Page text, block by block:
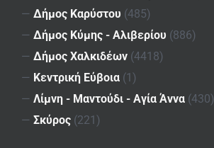
— Δήμος Καρύστου (485)
— Δήμος Κύμης - Αλιβερίου (886)
— Δήμος Χαλκιδέων (4418)
— Κεντρική Εύβοια (1)
— Λίμνη - Μαντούδι - Αγία Άννα (430)
— Σκύρος (221)